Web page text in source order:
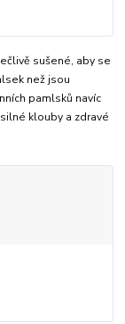
sušené, aby se
než jsou
pamlsků navíc
klouby a zdravé